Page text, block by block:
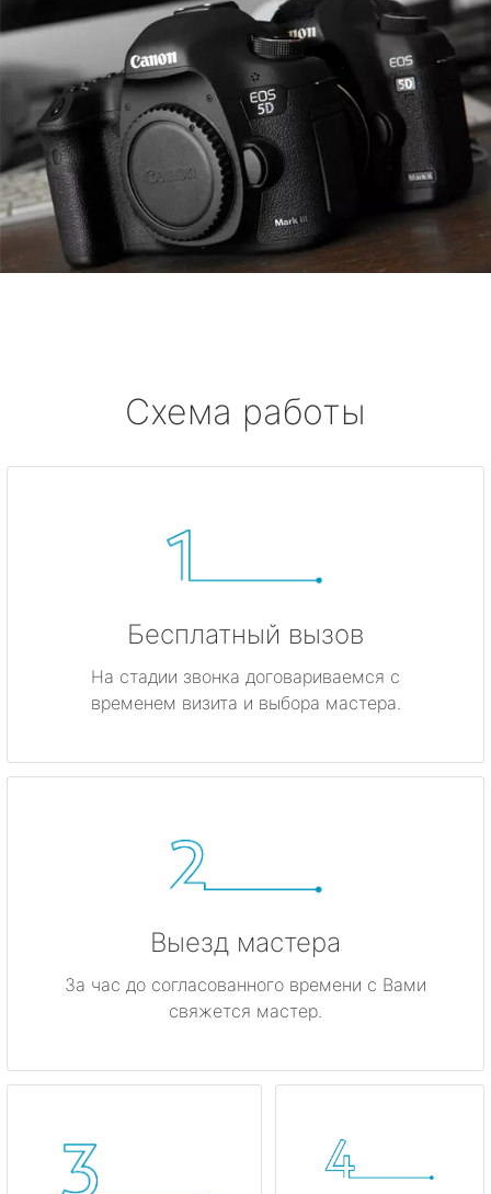
Схема работы
Бесплатный вызов
На стадии звонка договариваемся с
временем визита и выбора мастера.
Выезд мастера
За час до согласованного времени с Вами
свяжется мастер.